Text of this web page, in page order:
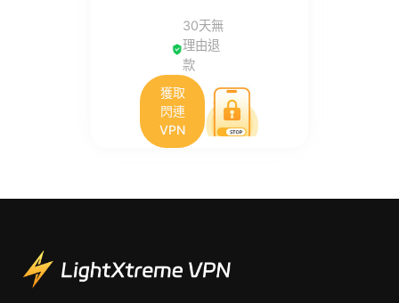
30天無
理由退
款
獲取
閃連
VPN